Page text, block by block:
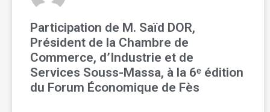
Participation de M. Saïd DOR,
Président de la Chambre de
Commerce, d’Industrie et de
Services Souss-Massa, à la 6ᵉ édition
du Forum Économique de Fès